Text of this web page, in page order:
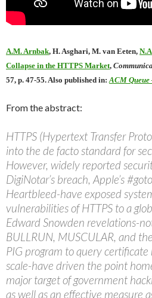
A.M. Arnbak, H. Asghari, M. van Eeten,
Collapse in the HTTPS Market,
57, p. 47-55. Also published in: ACM Queue
From the abstract:
HTTPS (Hypertext Transfer
into the de facto standard for
However, widely reported
DigiNotar’s breach, Apple’s
Heartbleed-have exposed
vulnerabilities of HTTPS to a
Edward Snowden revelations-
BULLRUN, MUSCULAR, and
PIG program to query
scale-have driven the point
major target of government
as well as an effective measure